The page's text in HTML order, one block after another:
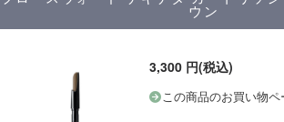
ウン
3,300 円(税込)
この商品のお買い物ペ